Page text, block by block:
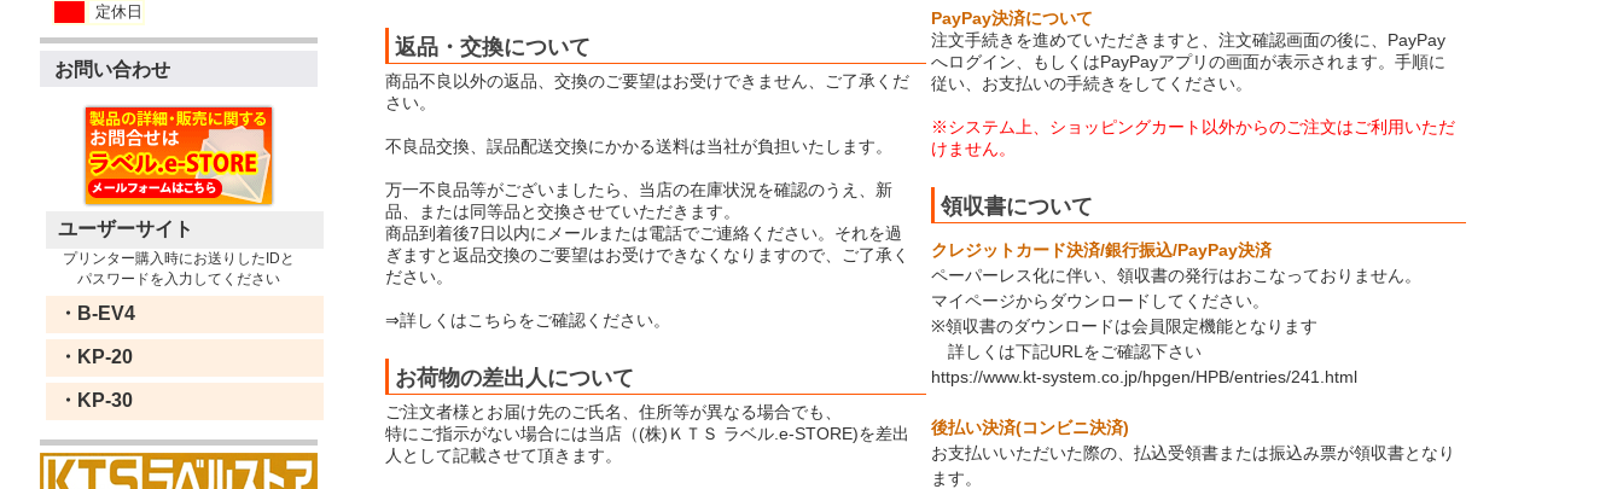
定休日
お問い合わせ
ユーザーサイト
プリンター購入時にお送りしたIDと
パスワードを入力してください
・B-EV4
・KP-20
・KP-30
返品・交換について
商品不良以外の返品、交換のご要望はお受けできません、ご了承くだ
さい。
不良品交換、誤品配送交換にかかる送料は当社が負担いたします。
万一不良品等がございましたら、当店の在庫状況を確認のうえ、新
品、または同等品と交換させていただきます。
商品到着後7日以内にメールまたは電話でご連絡ください。それを過
ぎますと返品交換のご要望はお受けできなくなりますので、ご了承く
ださい。
⇒詳しくはこちらをご確認ください。
お荷物の差出人について
ご注文者様とお届け先のご氏名、住所等が異なる場合でも、
特にご指示がない場合には当店（(株)ＫＴＳ ラベル.e-STORE)を差出
人として記載させて頂きます。
PayPay決済について
注文手続きを進めていただきますと、注文確認画面の後に、PayPay
へログイン、もしくはPayPayアプリの画面が表示されます。手順に
従い、お支払いの手続きをしてください。
※システム上、ショッピングカート以外からのご注文はご利用いただ
けません。
領収書について
クレジットカード決済/銀行振込/PayPay決済
ペーパーレス化に伴い、領収書の発行はおこなっておりません。
マイページからダウンロードしてください。
※領収書のダウンロードは会員限定機能となります
詳しくは下記URLをご確認下さい
https://www.kt-system.co.jp/hpgen/HPB/entries/241.html
後払い決済(コンビニ決済)
お支払いいただいた際の、払込受領書または振込み票が領収書となり
ます。